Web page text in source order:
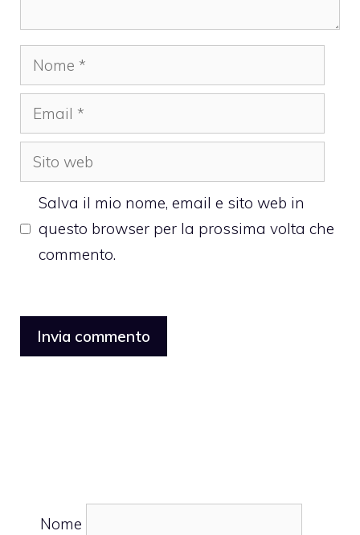
Nome
Email
Sito
web
Salva il mio nome, email e sito web in
questo browser per la prossima volta che
commento.
Nome